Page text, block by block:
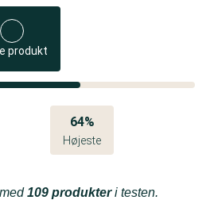
produkt
64%
Højeste
109 produkteri testen.